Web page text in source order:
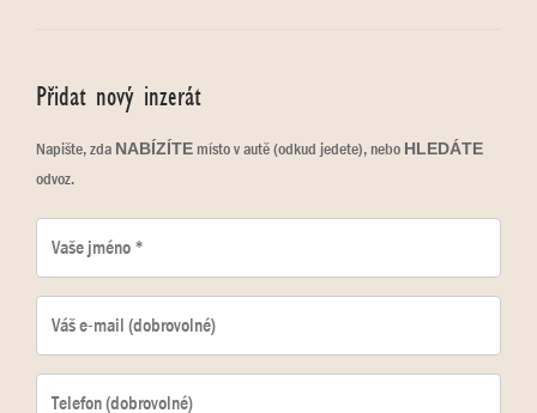
Přidat nový inzerát
Napište, zda NABÍZÍTEmísto v autě (odkud jedete), nebo HLEDÁTE
odvoz.